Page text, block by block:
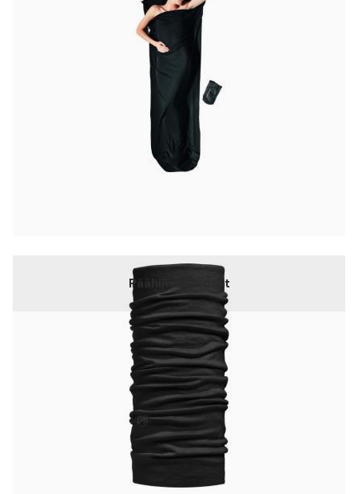
Päähineet, sport